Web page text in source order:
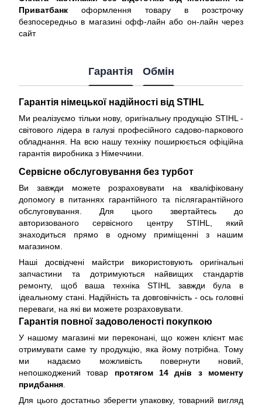
Приватбанк оформлення товару в розстрочку
безпосередньо в магазині офф-лайн або он-лайн через
сайт
Гарантія Обмін
Гарантія німецької надійності від STIHL
Ми реалізуємо тільки нову, оригінальну продукцію STIHL -
світового лідера в галузі професійного садово-паркового
обладнання. На всю нашу техніку поширюється офіційна
гарантія виробника з Німеччини
Сервісне обслуговування без турбот
Ви завжди можете розраховувати на кваліфіковану
допомогу в питаннях гарантійного та післягарантійного
обслуговування. Для цього звертайтесь до
авторизованого сервісного центру STIHL, який
знаходиться прямо в одному приміщенні з нашим
магазином.
Наші досвідчені майстри використовують оригінальні
запчастини та дотримуються найвищих стандартів
ремонту, щоб ваша техніка STIHL завжди була в
ідеальному стані. Надійність та довговічність - ось головні
переваги, на які ви можете розраховувати.
Гарантія повної задоволеності покупкою
У нашому магазині ми переконані, що кожен клієнт має
отримувати саме ту продукцію, яка йому потрібна. Тому
ми надаємо можливість повернути новий,
непошкоджений товар протягом 14 днів з моменту
придбання
Для цього достатньо зберегти упаковку, товарний вигляд